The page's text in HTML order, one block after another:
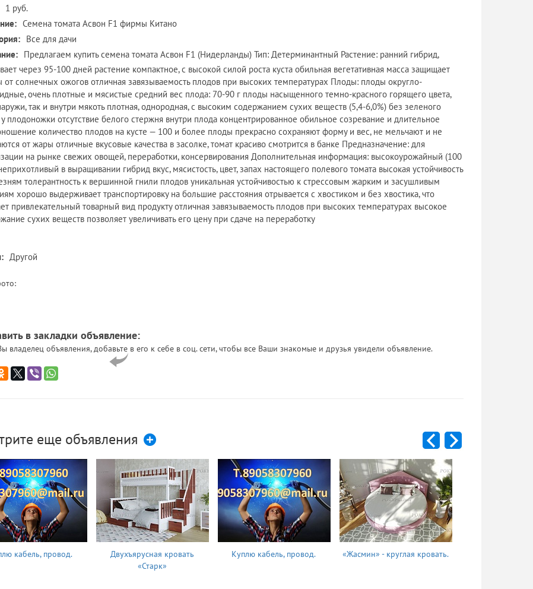
1 руб.
Семена томата Асвон F1 фирмы Китано
Все для дачи
Предлагаем купить cемена томата Асвон F1 (Нидерланды) Тип: Детерминантный Растение: ранний гибрид,
через 95-100 дней растение компактное, с высокой силой роста куста обильная вегетативная масса защищает
от солнечных ожогов отличная завязываемость плодов при высоких температурах Плоды: плоды округло-
очень плотные и мясистые средний вес плода: 70-90 г плоды насыщенного темно-красного горящего цвета,
так и внутри мякоть плотная, однородная, с высоким содержанием сухих веществ (5,4-6,0%) без зеленого
у плодоножки отсутствие белого стержня внутри плода концентрированное обильное созревание и длительное
количество плодов на кусте — 100 и более плоды прекрасно сохраняют форму и вес, не мельчают и не
от жары отличные вкусовые качества в засолке, томат красиво смотрится в банке Предназначение: для
на рынке свежих овощей, переработки, консервирования Дополнительная информация: высокоурожайный (100
в выращивании гибрид вкус, мясистость, цвет, запах настоящего полевого томата высокая устойчивость
толерантность к вершинной гнили плодов уникальная устойчивостью к стрессовым жарким и засушливым
хорошо выдерживает транспортировку на большие расстояния отрывается с хвостиком и без хвостика, что
привлекательный товарный вид продукту отличная завязываемость плодов при высоких температурах высокое
сухих веществ позволяет увеличивать его цену при сдаче на переработку
Другой
в закладки объявление:
владелец объявления, добавьте в его к себе в соц. сети, чтобы все Ваши знакомые и друзья увидели объявление.
еще объявления
кабель, провод.
Двухъярусная кровать
«Старк»
Куплю кабель, провод. «Жасмин» - круглая кровать.